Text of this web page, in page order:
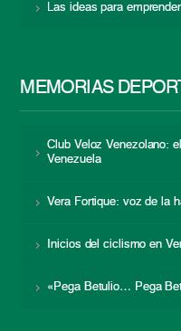
Las ideas para
MEMORIAS
Club Veloz Venezolano:
Venezuela
Vera Fortique: voz de la
Inicios del ciclismo en
«Pega Betulio… Pega